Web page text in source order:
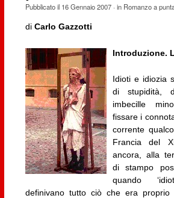
Pubblicato il 16 Gennaio 2007· in Romanzo a
di Carlo Gazzotti
Introduzione.
Idioti e idiozia
di stupidità,
imbecille
fissare i
corrente
Francia del
ancora, alla
di stampo
quando
definivano tutto ciò che era proprio